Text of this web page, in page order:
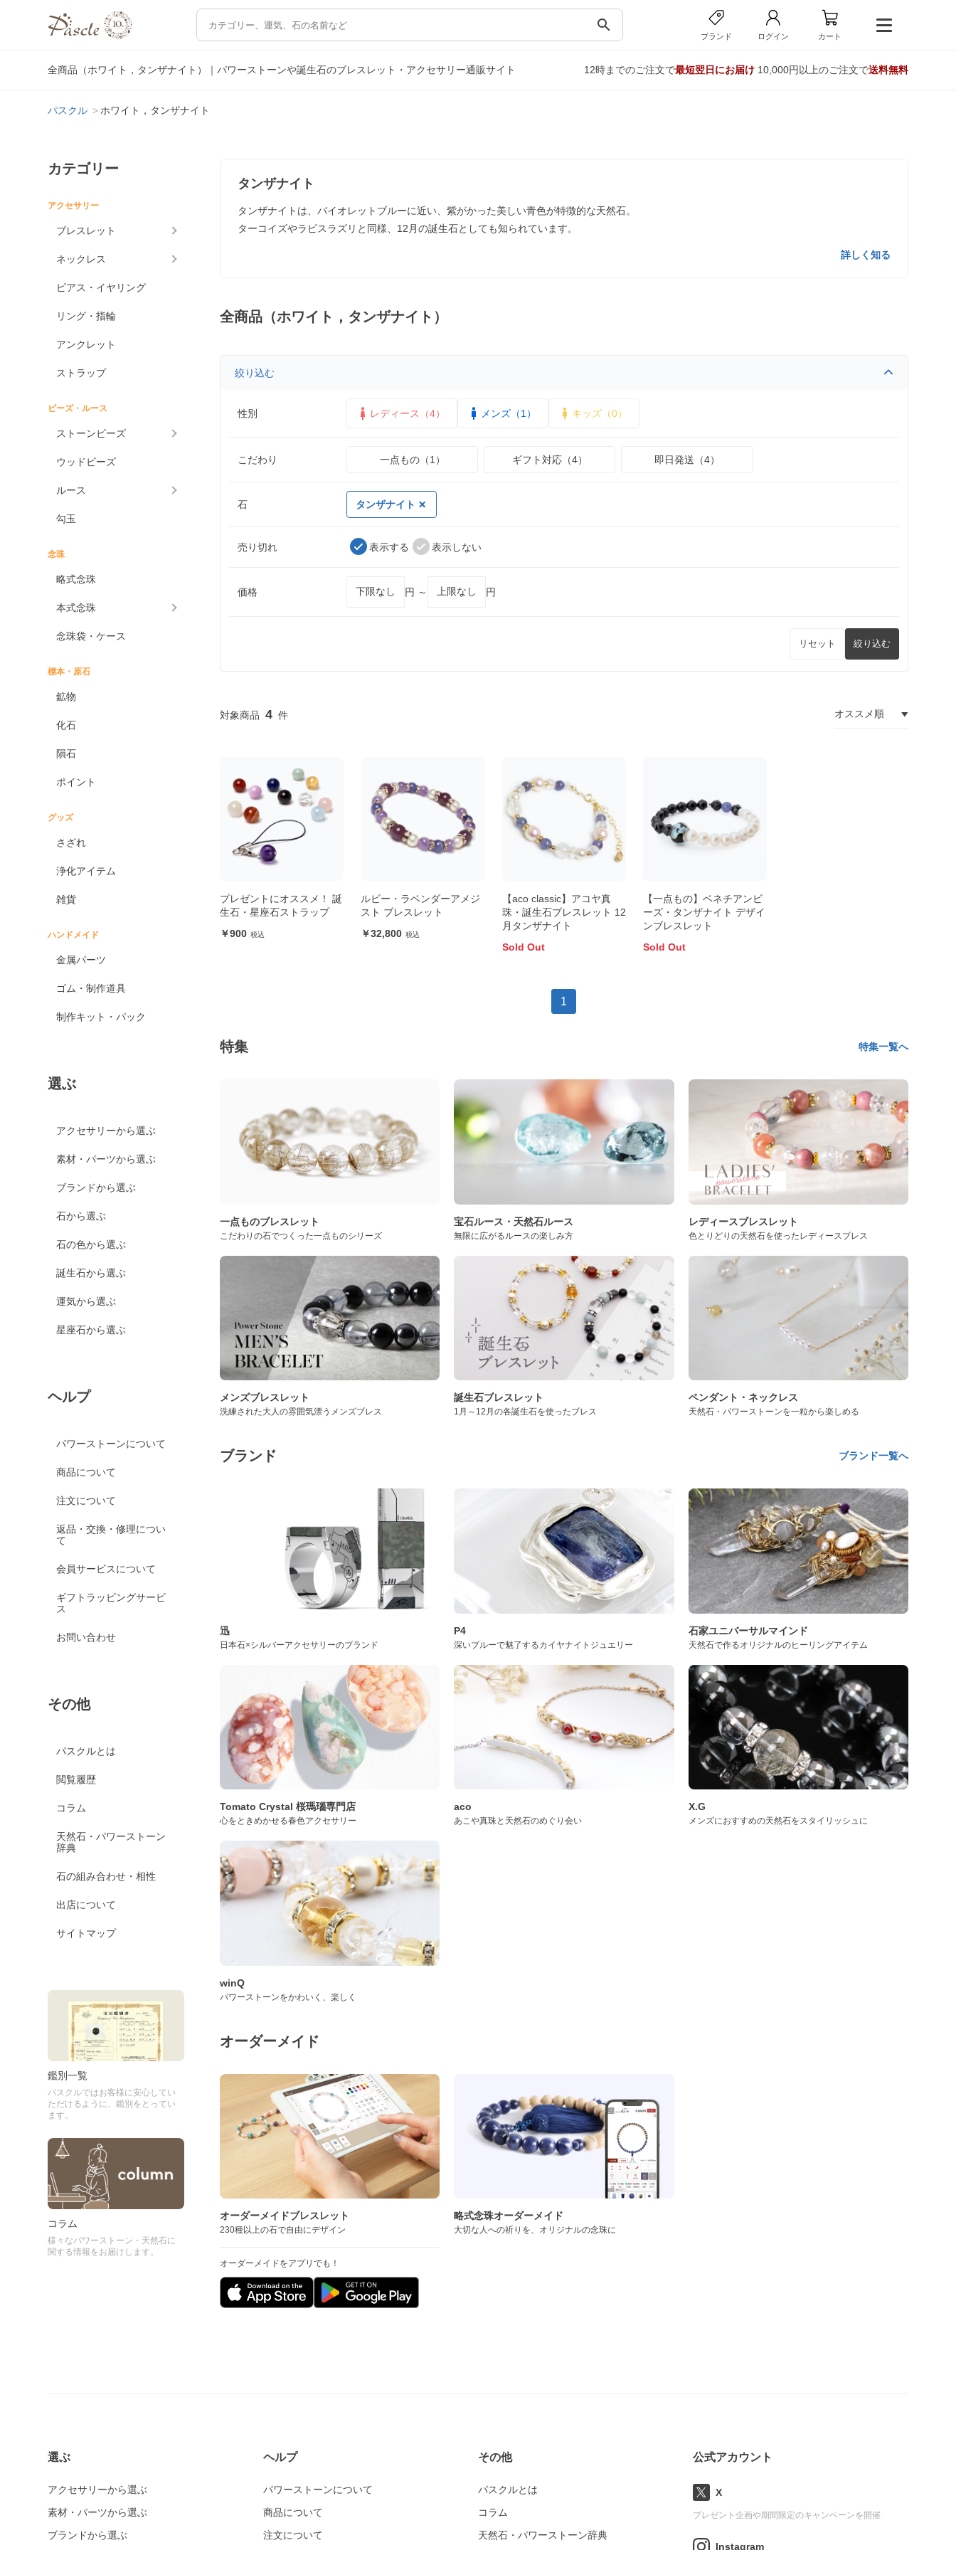
search
ブランド ログイン カート
全商品（ホワイト，タンザナイト）｜パワーストーンや誕生石のブレスレット・アクセサリー通販サイト 12時までのご注文で最短翌日にお届け10,000円以上のご注文で送料無料
パスクル ホワイト，タンザナイト
カテゴリー
アクセサリー
ブレスレット
ネックレス
ピアス・イヤリング
リング・指輪
アンクレット
ストラップ
ビーズ・ルース
ストーンビーズ
ウッドビーズ
ルース
勾玉
念珠
略式念珠
本式念珠
念珠袋・ケース
標本・原石
鉱物
化石
隕石
ポイント
グッズ
さざれ
浄化アイテム
雑貨
ハンドメイド
金属パーツ
ゴム・制作道具
制作キット・パック
選ぶ
アクセサリーから選ぶ
素材・パーツから選ぶ
ブランドから選ぶ
石から選ぶ
石の色から選ぶ
誕生石から選ぶ
運気から選ぶ
星座石から選ぶ
ヘルプ
パワーストーンについて
商品について
注文について
返品・交換・修理につい
て
会員サービスについて
ギフトラッピングサービ
ス
お問い合わせ
その他
パスクルとは
閲覧履歴
コラム
天然石・パワーストーン
辞典
石の組み合わせ・相性
出店について
サイトマップ
鑑別一覧
パスクルではお客様に安心してい
ただけるように、鑑別をとってい
ます。
コラム
様々なパワーストーン・天然石に
関する情報をお届けします。
タンザナイト
タンザナイトは、バイオレットブルーに近い、紫がかった美しい青色が特徴的な天然石。
ターコイズやラピスラズリと同様、12月の誕生石としても知られています。
詳しく知る
全商品（ホワイト，タンザナイト）
絞り込む
性別 レディース（4） メンズ（1） キッズ（0）
こだわり 一点もの（1） ギフト対応（4） 即日発送（4）
石 タンザナイト
売り切れ 表示する 表示しない
価格 円 ～ 円
リセット 絞り込む
4
プレゼントにオススメ！ 誕
生石・星座石ストラップ
900
ルビー・ラベンダーアメジ
スト ブレスレット
32,800
【aco classic】アコヤ真
珠・誕生石ブレスレット 12
月タンザナイト
Sold Out
【一点もの】ベネチアンビ
ーズ・タンザナイト デザイ
ンブレスレット
Sold Out
1
特集 特集一覧へ
一点ものブレスレット
こだわりの石でつくった一点ものシリーズ
宝石ルース・天然石ルース
無限に広がるルースの楽しみ方
レディースブレスレット
色とりどりの天然石を使ったレディースブレス
メンズブレスレット
洗練された大人の雰囲気漂うメンズブレス
誕生石ブレスレット
1月～12月の各誕生石を使ったブレス
ペンダント・ネックレス
天然石・パワーストーンを一粒から楽しめる
ブランド ブランド一覧へ
迅
日本石×シルバーアクセサリーのブランド
P4
深いブルーで魅了するカイヤナイトジュエリー
石家ユニバーサルマインド
天然石で作るオリジナルのヒーリングアイテム
Tomato Crystal 桜瑪瑙専門店
心をときめかせる春色アクセサリー
aco
あこや真珠と天然石のめぐり会い
X.G
メンズにおすすめの天然石をスタイリッシュに
winQ
パワーストーンをかわいく、楽しく
オーダーメイド
オーダーメイドブレスレット
230種以上の石で自由にデザイン
オーダーメイドをアプリでも！
略式念珠オーダーメイド
大切な人への祈りを、オリジナルの念珠に
選ぶ
アクセサリーから選ぶ
素材・パーツから選ぶ
ブランドから選ぶ
ヘルプ
パワーストーンについて
商品について
注文について
その他
パスクルとは
コラム
天然石・パワーストーン辞典
公式アカウント
X
プレゼント企画や期間限定のキャンペーンを開催
Instagram